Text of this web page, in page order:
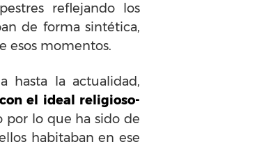
reflejando los
de forma sintética,
esos momentos.
hasta la actualidad,
el ideal religioso-
por lo que ha sido de
habitaban en ese